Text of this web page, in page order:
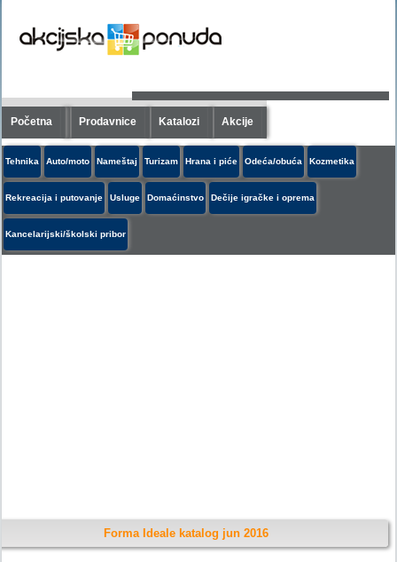
Početna Prodavnice Katalozi Akcije
Tehnika Auto/moto Nameštaj Turizam Hrana i piće Odeća/obuća Kozmetika
Rekreacija i putovanje Usluge Domaćinstvo Dečije igračke i oprema
Kancelarijski/školski pribor
Forma Ideale katalog jun 2016